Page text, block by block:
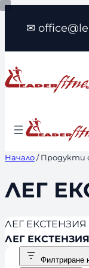
Към
✉
Начало/ Продукти
ЛЕГ
ЛЕГ ЕКСТЕНЗИЯ
ЛЕГ ЕКСТЕНЗИЯ
Филтриране